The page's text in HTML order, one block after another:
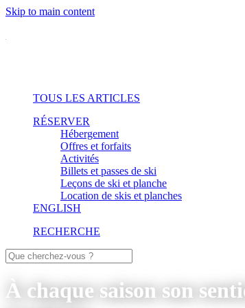
Skip to main content
TOUS LES ARTICLES
RÉSERVER
Hébergement
Offres et forfaits
Activités
Billets et passes de ski
Leçons de ski et planche
Location de skis et planches
ENGLISH
RECHERCHE
À chaque saison son